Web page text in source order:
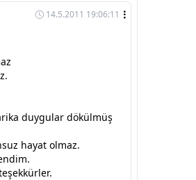
14.5.2011 19:06:11
duygular dökülmüş
hayat olmaz.